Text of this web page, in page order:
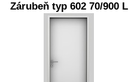
Zárubeň typ 602 70/900 L